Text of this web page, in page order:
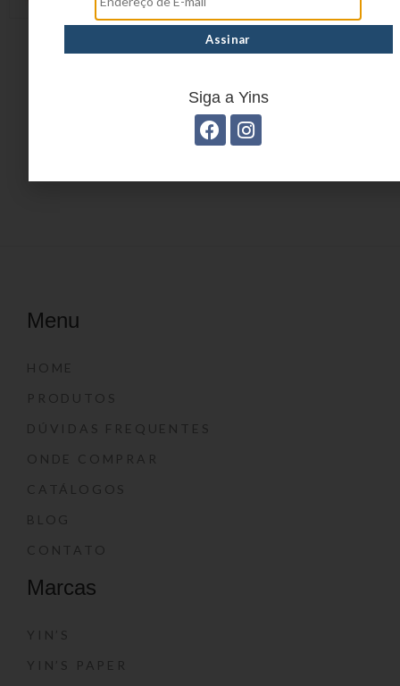
BARDANA YS39016
8 9
Menu
HOME
PRODUTOS
DÚVIDAS FREQUENTES
ONDE COMPRAR
CATÁLOGOS
BLOG
CONTATO
Marcas
YIN’S
YIN’S PAPER
Siga a Yins